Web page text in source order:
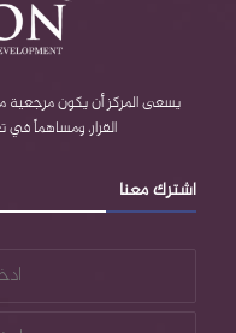
يسعى المركز أن يكون مرجعية
القرار، ومساهماً
اشترك معنا